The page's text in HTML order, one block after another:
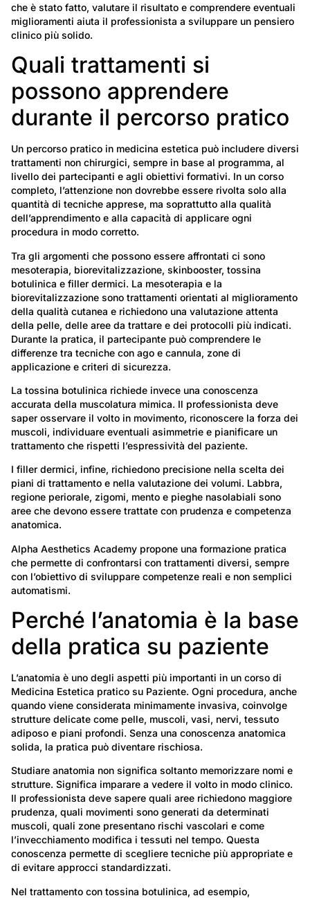
che è stato fatto, valutare il risultato e comprendere eventuali
miglioramenti aiuta il professionista a sviluppare un pensiero
clinico più solido.
Quali trattamenti si
possono apprendere
durante il percorso pratico
Un percorso pratico in medicina estetica può includere diversi
trattamenti non chirurgici, sempre in base al programma, al
livello dei partecipanti e agli obiettivi formativi. In un corso
completo, l’attenzione non dovrebbe essere rivolta solo alla
quantità di tecniche apprese, ma soprattutto alla qualità
dell’apprendimento e alla capacità di applicare ogni
procedura in modo corretto.
Tra gli argomenti che possono essere affrontati ci sono
mesoterapia, biorevitalizzazione, skinbooster, tossina
botulinica e filler dermici. La mesoterapia e la
biorevitalizzazione sono trattamenti orientati al miglioramento
della qualità cutanea e richiedono una valutazione attenta
della pelle, delle aree da trattare e dei protocolli più indicati.
Durante la pratica, il partecipante può comprendere le
differenze tra tecniche con ago e cannula, zone di
applicazione e criteri di sicurezza.
La tossina botulinica richiede invece una conoscenza
accurata della muscolatura mimica. Il professionista deve
saper osservare il volto in movimento, riconoscere la forza dei
muscoli, individuare eventuali asimmetrie e pianificare un
trattamento che rispetti l’espressività del paziente.
I filler dermici, infine, richiedono precisione nella scelta dei
piani di trattamento e nella valutazione dei volumi. Labbra,
regione periorale, zigomi, mento e pieghe nasolabiali sono
aree che devono essere trattate con prudenza e competenza
anatomica.
Alpha Aesthetics Academy propone una formazione pratica
che permette di confrontarsi con trattamenti diversi, sempre
con l’obiettivo di sviluppare competenze reali e non semplici
automatismi.
Perché l’anatomia è la base
della pratica su paziente
L’anatomia è uno degli aspetti più importanti in un corso di
Medicina Estetica pratico su Paziente. Ogni procedura, anche
quando viene considerata minimamente invasiva, coinvolge
strutture delicate come pelle, muscoli, vasi, nervi, tessuto
adiposo e piani profondi. Senza una conoscenza anatomica
solida, la pratica può diventare rischiosa.
Studiare anatomia non significa soltanto memorizzare nomi e
strutture. Significa imparare a vedere il volto in modo clinico.
Il professionista deve sapere quali aree richiedono maggiore
prudenza, quali movimenti sono generati da determinati
muscoli, quali zone presentano rischi vascolari e come
l’invecchiamento modifica i tessuti nel tempo. Questa
conoscenza permette di scegliere tecniche più appropriate e
di evitare approcci standardizzati.
Nel trattamento con tossina botulinica, ad esempio,